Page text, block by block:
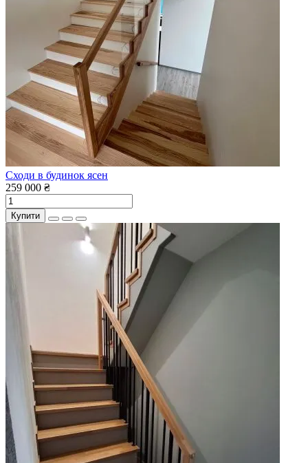
Cходи в будинок ясен
259 000 ₴
Купити